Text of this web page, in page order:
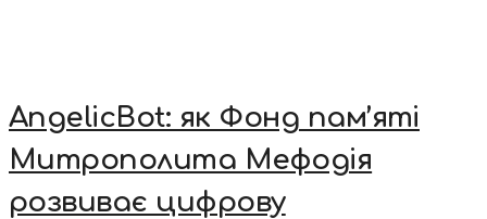
AngelicBot: як Фонд пам’яті
Митрополита Мефодія
розвиває цифрову